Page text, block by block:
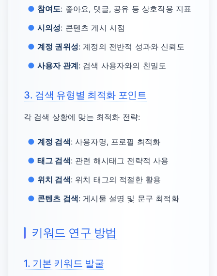
참여도: 좋아요, 댓글, 공유 등 상호작용 지표
시의성: 콘텐츠 게시 시점
계정 권위성: 계정의 전반적 성과와 신뢰도
사용자 관계: 검색 사용자와의 친밀도
3. 검색 유형별 최적화 포인트
각 검색 상황에 맞는 최적화 전략:
계정 검색: 사용자명, 프로필 최적화
태그 검색: 관련 해시태그 전략적 사용
위치 검색: 위치 태그의 적절한 활용
콘텐츠 검색: 게시물 설명 및 문구 최적화
키워드 연구 방법
1. 기본 키워드 발굴